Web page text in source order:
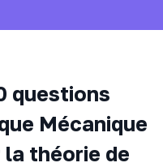
questions
Mécanique
théorie de